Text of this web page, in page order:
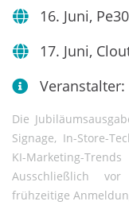
16. Juni,
17. Juni,
Die
Signage, In-Store-
KI-Marketing-
Ausschließlich
frühzeitige